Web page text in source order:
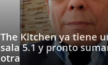
The Kitchen ya tiene
sala 5.1 y pronto
otra